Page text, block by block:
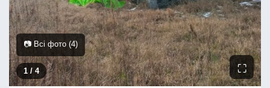
1 / 4 ⛶
📷 Всі фото (4)